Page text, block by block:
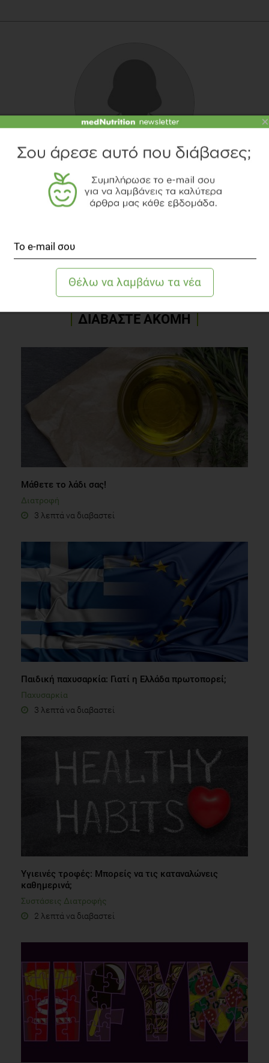
ΙΩΆΝΝΑ ΜΑΣΟΎΡΑ
Διαιτολόγος-Διατροφολόγος, M.Sc.
TOPICS
ΣΥΝΤΑΓΗ ΣΑΛΑΤΕΣ
ΔΙΑΒΑΣΤΕ ΑΚΟΜΗ
Μάθετε το λάδι σας!
Διατροφή
3 λεπτά να διαβαστεί
Παιδική παχυσαρκία: Γιατί η Ελλάδα πρωτοπορεί;
Παχυσαρκία
3 λεπτά να διαβαστεί
Υγιεινές τροφές: Μπορείς να τις καταναλώνεις
καθημερινά;
Συστάσεις Διατροφής
2 λεπτά να διαβαστεί
×